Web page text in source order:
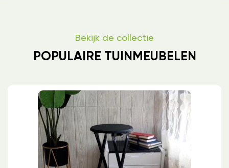
Bekijk de collectie
POPULAIRE TUINMEUBELEN